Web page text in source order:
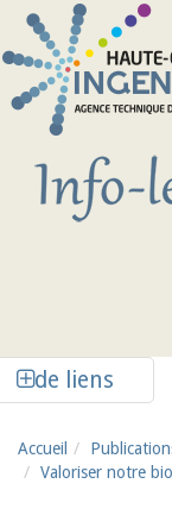
Aller au contenu principal
de liens
Accueil
Valoriser notre